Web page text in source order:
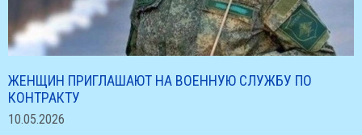
ЖЕНЩИН ПРИГЛАШАЮТ НА ВОЕННУЮ СЛУЖБУ ПО
КОНТРАКТУ
10.05.2026